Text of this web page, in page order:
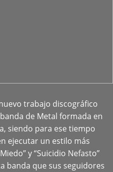
trabajo discográfico
de Metal formada en
siendo para ese tiempo
ejecutar un estilo más
y “Suicidio Nefasto”
banda que sus seguidores